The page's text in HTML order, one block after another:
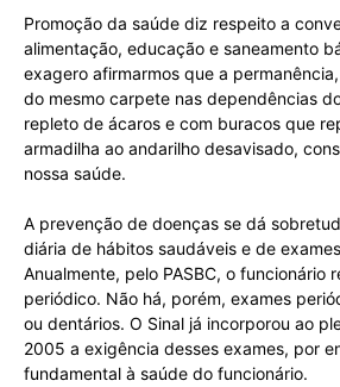
Promoção da saúde diz respeito a
alimentação, educação e saneamento
exagero afirmarmos que a
do mesmo carpete nas dependências
repleto de ácaros e com buracos que
armadilha ao andarilho desavisado,
nossa saúde.
A prevenção de doenças se dá
diária de hábitos saudáveis e de
Anualmente, pelo PASBC, o funcionário
periódico. Não há, porém, exames
ou dentários. O Sinal já incorporou ao
2005 a exigência desses exames, por
fundamental à saúde do funcionário.